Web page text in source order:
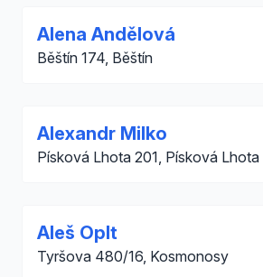
Alena Andělová
Běštín 174, Běštín
Alexandr Milko
Písková Lhota 201, Písková Lhota
Aleš Oplt
Tyršova 480/16, Kosmonosy